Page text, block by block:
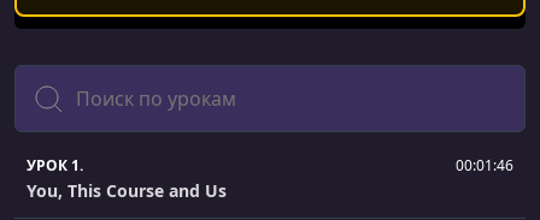
Поиск
УРОК 1. 00:01:46
You, This Course and Us